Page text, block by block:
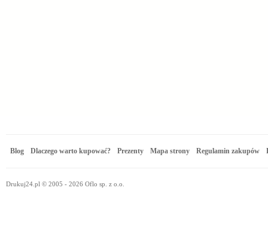
Blog Dlaczego warto kupować? Prezenty Mapa strony Regulamin zakupów
Drukuj24.pl © 2005 - 2026 Oflo sp. z o.o.